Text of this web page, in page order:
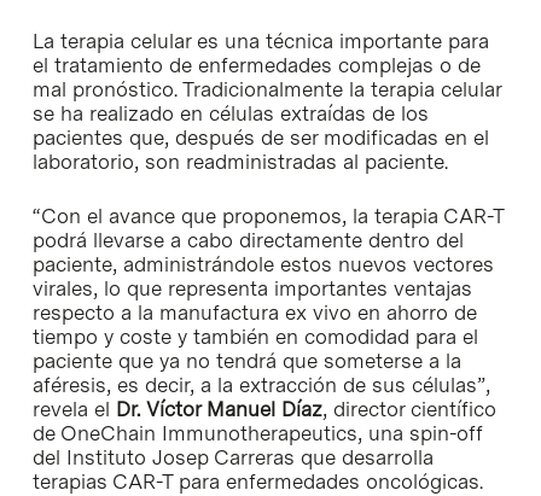
La terapia celular es una técnica importante para
el tratamiento de enfermedades complejas o de
mal pronóstico. Tradicionalmente la terapia celular
se ha realizado en células extraídas de los
pacientes que, después de ser modificadas en el
laboratorio, son readministradas al paciente.
“Con el avance que proponemos, la terapia CAR-T
podrá llevarse a cabo directamente dentro del
paciente, administrándole estos nuevos vectores
virales, lo que representa importantes ventajas
respecto a la manufactura ex vivo en ahorro de
tiempo y coste y también en comodidad para el
paciente que ya no tendrá que someterse a la
aféresis, es decir, a la extracción de sus células”,
revela el Dr. Víctor Manuel Díaz, director científico
de OneChain Immunotherapeutics, una spin-off
del Instituto Josep Carreras que desarrolla
terapias CAR-T para enfermedades oncológicas.